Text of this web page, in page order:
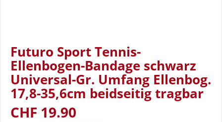
Futuro Sport Tennis-
Ellenbogen-Bandage schwarz
Universal-Gr. Umfang Ellenbog.
17,8-35,6cm beidseitig tragbar
CHF 19.90